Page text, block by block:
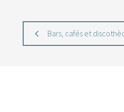
Bars, cafés et